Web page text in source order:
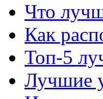
Что
Как
Топ-5
Лучшие